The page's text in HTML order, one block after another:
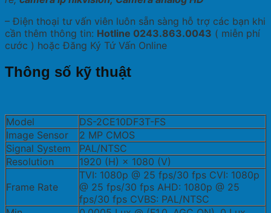
– Điện thoại tư vấn viên luôn sẵn sàng hỗ trợ các bạn khi
cần thêm thông tin: Hotline 0243.863.0043 ( miễn phí
cước ) hoặc Đăng Ký Tứ Vấn Online
Thông số kỹ thuật
Model
DS-2CE10DF3T-FS
Image Sensor
2 MP CMOS
Signal System
PAL/NTSC
Resolution
1920 (H) × 1080 (V)
Frame Rate
TVI: 1080p @ 25 fps/30 fps CVI: 1080p
@ 25 fps/30 fps AHD: 1080p @ 25
fps/30 fps CVBS: PAL/NTSC